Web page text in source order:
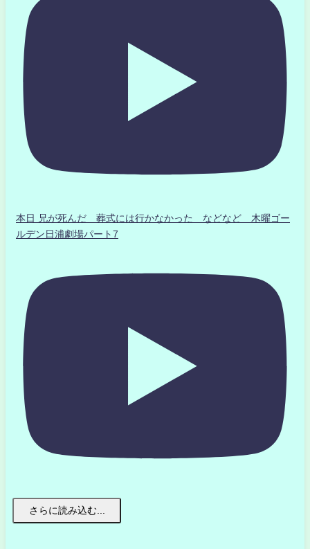
本日 兄が死んだ 葬式には行かなかった などなど 木曜ゴー
ルデン日浦劇場パート7
さらに読み込む...